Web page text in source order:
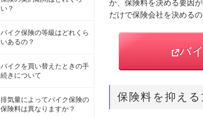
い？
バイク保険の等級はどれくら
いあるの？
バイクを買い替えたときの手
続きについて
排気量によってバイク保険の
保険料は異なりますか？
か、保険料を決める要因
だけで保険会社を決める
バ
保険料を抑え